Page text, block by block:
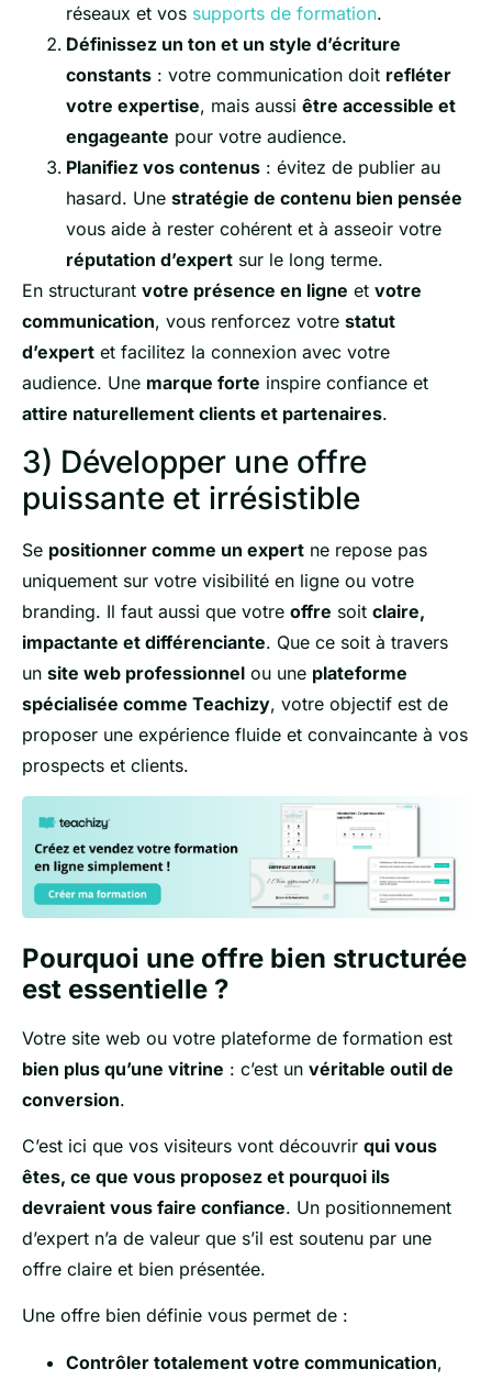
réseaux et vos supports de formation.
Définissez un ton et un style d’écriture
constants : votre communication doit refléter
votre expertise, mais aussi être accessible et
engageante pour votre audience.
Planifiez vos contenus : évitez de publier au
hasard. Une stratégie de contenu bien pensée
vous aide à rester cohérent et à asseoir votre
réputation d’expert sur le long terme.
En structurant votre présence en ligne et votre
communication, vous renforcez votre statut
d’expert et facilitez la connexion avec votre
audience. Une marque forte inspire confiance et
attire naturellement clients et partenaires.
3) Développer une offre
puissante et irrésistible
Se positionner comme un expert ne repose pas
uniquement sur votre visibilité en ligne ou votre
branding. Il faut aussi que votre offre soit claire,
impactante et différenciante. Que ce soit à travers
un site web professionnel ou une plateforme
spécialisée comme Teachizy, votre objectif est de
proposer une expérience fluide et convaincante à vos
prospects et clients.
Pourquoi une offre bien structurée
est essentielle ?
Votre site web ou votre plateforme de formation est
bien plus qu’une vitrine : c’est un véritable outil de
conversion.
C’est ici que vos visiteurs vont découvrir qui vous
êtes, ce que vous proposez et pourquoi ils
devraient vous faire confiance. Un positionnement
d’expert n’a de valeur que s’il est soutenu par une
offre claire et bien présentée.
Une offre bien définie vous permet de :
Contrôler totalement votre communication,